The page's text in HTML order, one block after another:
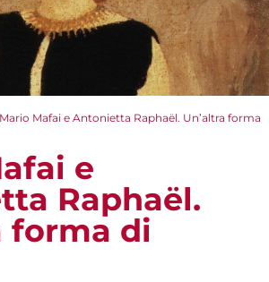
Mario Mafai e Antonietta Raphaël. Un’altra forma
e
Raphaël.
forma di